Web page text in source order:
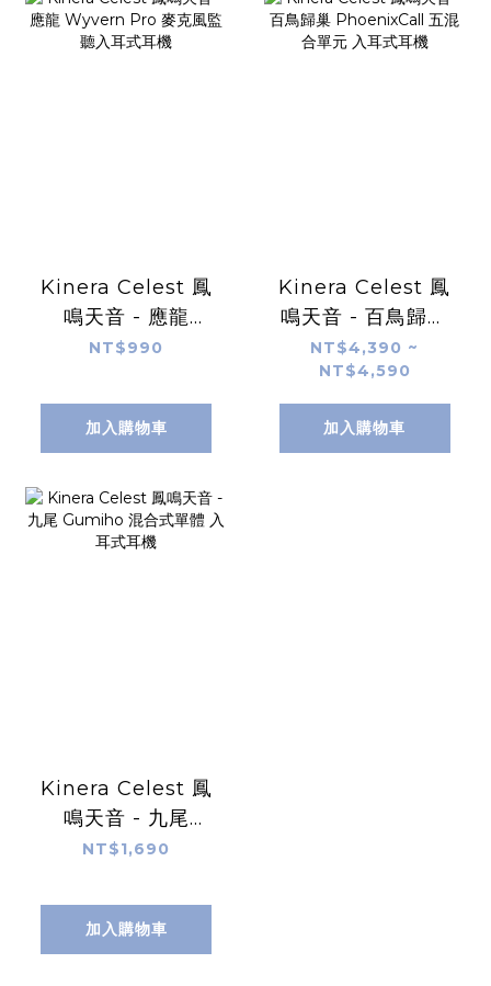
Kinera Celest 鳳
鳴天音 - 應龍
Wyvern Pro 麥克
NT$990
加入購物車
Kinera Celest 鳳
鳴天音 - 百鳥歸巢
PhoenixCall 五混
合單元 入耳式耳機
NT$4,390 ~
NT$4,590
加入購物車
Kinera Celest 鳳
鳴天音 - 九尾
Gumiho 混合式單
NT$1,690
加入購物車